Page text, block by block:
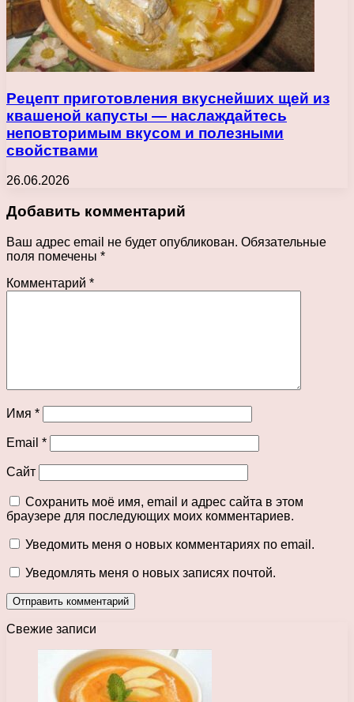
Рецепт приготовления вкуснейших щей из
квашеной капусты — наслаждайтесь
неповторимым вкусом и полезными
свойствами
26.06.2026
Добавить комментарий
Ваш адрес email не будет опубликован. Обязательные
поля помечены *
Комментарий *
Имя *
Email *
Сайт
Сохранить моё имя, email и адрес сайта в этом
браузере для последующих моих комментариев.
Уведомить меня о новых комментариях по email.
Уведомлять меня о новых записях почтой.
Свежие записи